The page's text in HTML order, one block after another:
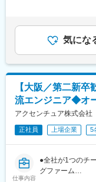
製品の出荷・納
環境
AI・CRMを活用
エンタープライ
■キャリアパス：
エンタープライ
トマネジメント
を高められます。
■業務内容：
関西地区のミッ
拓と既存顧客へ
す。
■業務詳細：
・マーケティン
ードへのアプロ
・顧客の経営課
・CRMおよび自
リューション提案
・CEO・役員ク
商材の受注、四
設計されたイン
ミッションは毎
あくまでも目安
ります。月給(月
気にな
【大阪／第二新
流エンジニア◆オ
アクセンチュア株式会社
正社員 上場企業 5
仕事内容
●全社が1つのチ
グファーム